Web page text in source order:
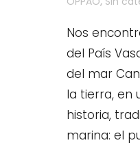
Nos
del País
del mar
la tierra, en
historia,
marina: el